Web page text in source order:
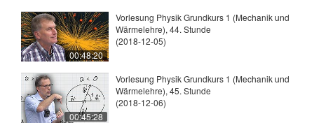
00:48:20
Vorlesung Physik Grundkurs 1 (Mechanik und
Wärmelehre), 44. Stunde
(2018-12-05)
00:45:28
Vorlesung Physik Grundkurs 1 (Mechanik und
Wärmelehre), 45. Stunde
(2018-12-06)